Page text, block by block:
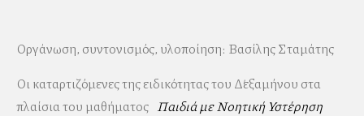
Οργάνωση, συντονισμός, υλοποίηση: Βασίλης Σταμάτης
Οι καταρτιζόμενες της ειδικότητας του Δ΄εξαμήνου στα
πλαίσια του μαθήματος Παιδιά με Νοητική Υστέρηση